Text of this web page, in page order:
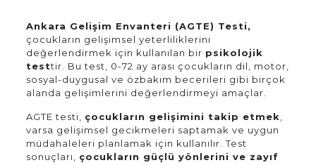
Ankara Gelişim Envanteri (AGTE) Testi,
çocukların gelişimsel yeterliliklerini
değerlendirmek için kullanılan bir psikolojik
testtir. Bu test, 0-72 ay arası çocukların dil, motor,
sosyal-duygusal ve özbakım becerileri gibi birçok
alanda gelişimlerini değerlendirmeyi amaçlar.
AGTE testi, çocukların gelişimini takip etmek
varsa gelişimsel gecikmeleri saptamak ve uygun
müdahaleleri planlamak için kullanılır. Test
sonuçları, çocukların güçlü yönlerini ve zayıf